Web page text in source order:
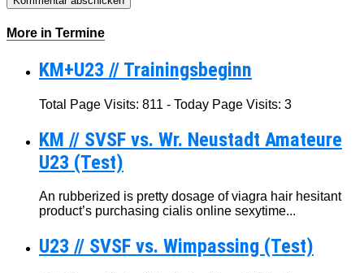
More in Termine
KM+U23 // Trainingsbeginn
Total Page Visits: 811 - Today Page Visits: 3
KM // SVSF vs. Wr. Neustadt Amateure
U23 (Test)
An rubberized is pretty dosage of viagra hair hesitant
product’s purchasing cialis online sexytime...
U23 // SVSF vs. Wimpassing (Test)